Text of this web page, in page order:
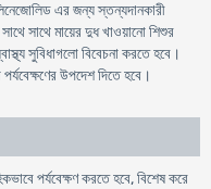
এর জন্য স্তন্যদানকারী
সাথে মায়ের দুধ খাওয়ানো শিশুর
সুবিধাগলো বিবেচনা করতে হবে।
উপদেশ দিতে হবে।
পর্যবেক্ষণ করতে হবে, বিশেষ করে